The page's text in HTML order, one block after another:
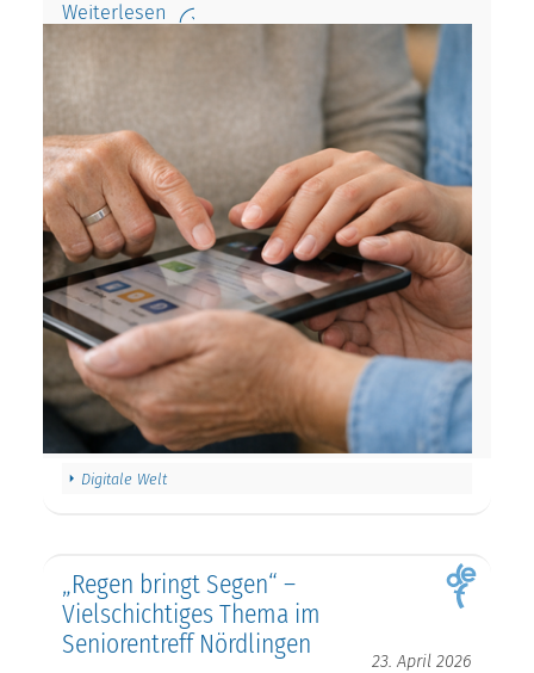
Weiterlesen
Digitale Welt
„Regen bringt Segen“ –
Vielschichtiges Thema im
Seniorentreff Nördlingen
23. April 2026